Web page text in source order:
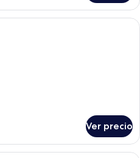
Un dormitorio con cama con dosel,
Ver precio